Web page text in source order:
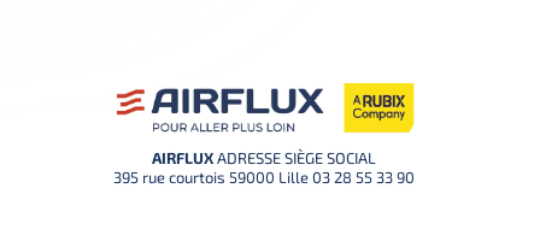
AIRFLUXADRESSE SIÈGE SOCIAL
395 rue courtois 59000 Lille03 28 55 33 90